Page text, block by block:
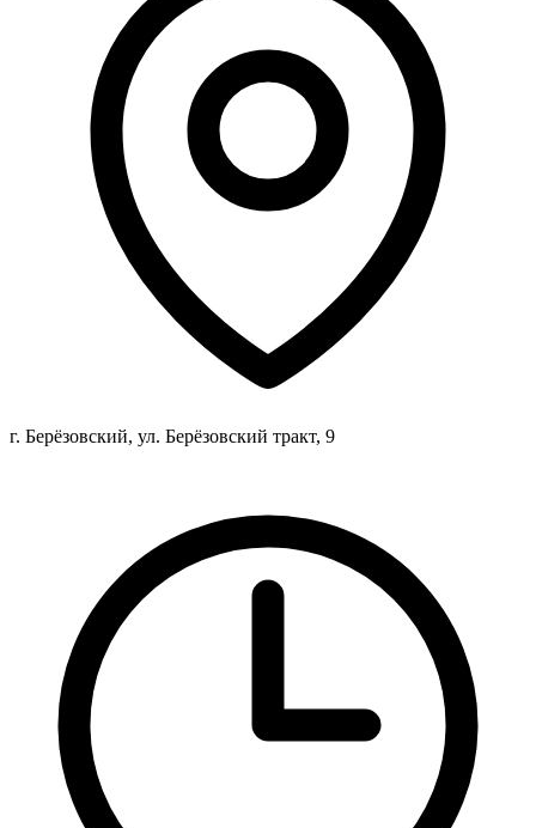
г. Берёзовский, ул. Берёзовский тракт, 9